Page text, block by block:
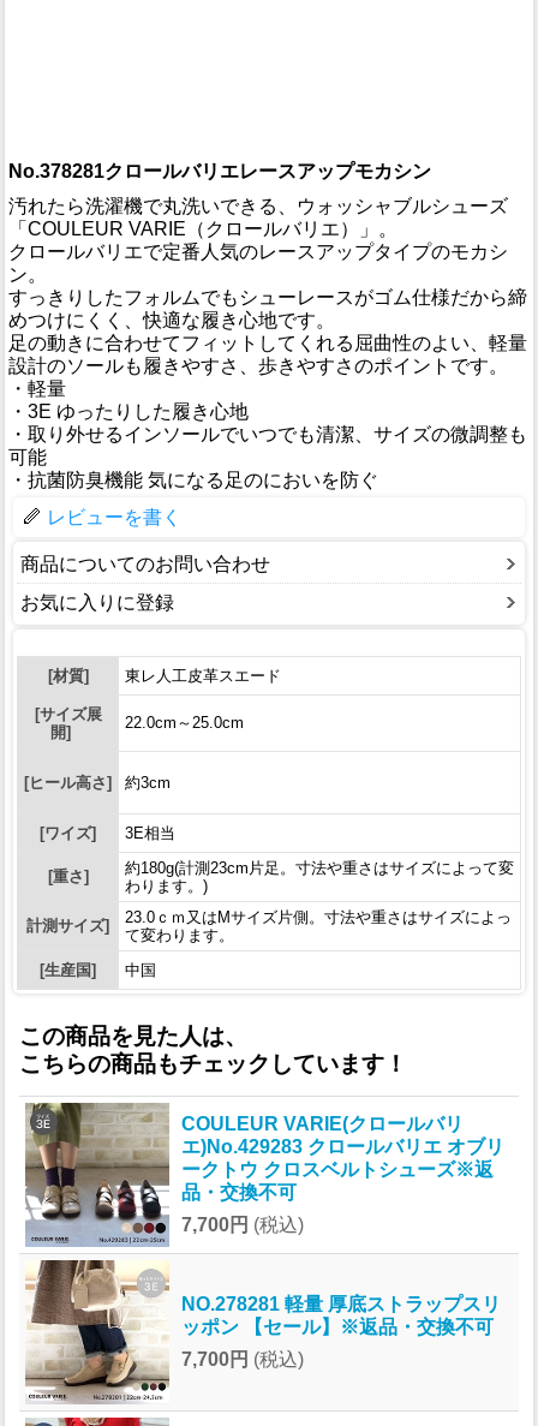
No.378281クロールバリエレースアップモカシン
汚れたら洗濯機で丸洗いできる、ウォッシャブルシューズ
「COULEUR VARIE（クロールバリエ）」。
クロールバリエで定番人気のレースアップタイプのモカシ
ン。
すっきりしたフォルムでもシューレースがゴム仕様だから締
めつけにくく、快適な履き心地です。
足の動きに合わせてフィットしてくれる屈曲性のよい、軽量
設計のソールも履きやすさ、歩きやすさのポイントです。
・軽量
・3E ゆったりした履き心地
・取り外せるインソールでいつでも清潔、サイズの微調整も
可能
・抗菌防臭機能 気になる足のにおいを防ぐ
レビューを書く
商品についてのお問い合わせ
お気に入りに登録
[材質] 東レ人工皮革スエード
[サイズ展
開]
22.0cm～25.0cm
[ヒール高さ] 約3cm
[ワイズ] 3E相当
[重さ]
約180g(計測23cm片足。寸法や重さはサイズによって変
わります。)
計測サイズ]
23.0ｃｍ又はMサイズ片側。寸法や重さはサイズによっ
て変わります。
[生産国]
中国
この商品を見た人は、
こちらの商品もチェックしています！
COULEUR VARIE(クロールバリ
エ)No.429283 クロールバリエ オブリ
ークトウ クロスベルトシューズ※返
品・交換不可
7,700円 (税込)
NO.278281 軽量 厚底ストラップスリ
ッポン 【セール】※返品・交換不可
7,700円 (税込)